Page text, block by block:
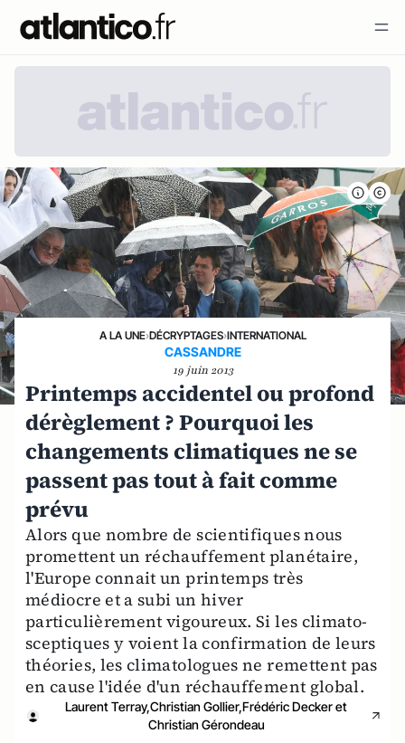
A LA UNE›DÉCRYPTAGES›INTERNATIONAL
CASSANDRE
19 juin 2013
Printemps accidentel ou profond
dérèglement ? Pourquoi les
changements climatiques ne se
passent pas tout à fait comme
prévu
Alors que nombre de scientifiques nous
promettent un réchauffement planétaire,
l'Europe connait un printemps très
médiocre et a subi un hiver
particulièrement vigoureux. Si les climato-
sceptiques y voient la confirmation de leurs
théories, les climatologues ne remettent pas
en cause l'idée d'un réchauffement global.
Laurent Terray,Christian Gollier,Frédéric Decker et
Christian Gérondeau